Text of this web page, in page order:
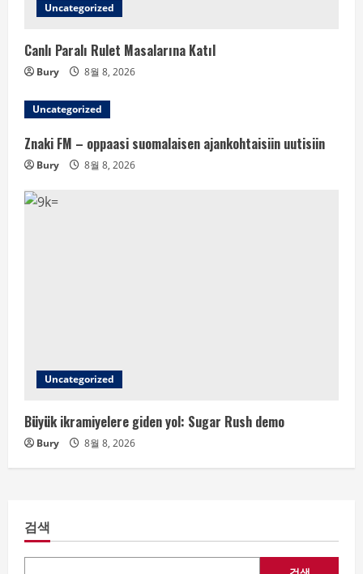
Uncategorized
Canlı Paralı Rulet Masalarına Katıl
Bury 8월 8, 2026
Uncategorized
Znaki FM – oppaasi suomalaisen ajankohtaisiin uutisiin
Bury 8월 8, 2026
Uncategorized
Büyük ikramiyelere giden yol: Sugar Rush demo
Bury 8월 8, 2026
검색